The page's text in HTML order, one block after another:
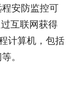
安防监控可
过互联网获得
计算机，包括
。